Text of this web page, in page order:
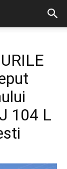
104 L